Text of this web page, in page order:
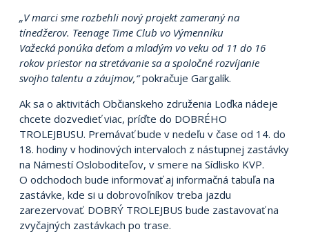
„V marci sme rozbehli nový projekt zameraný na
tínedžerov. Teenage Time Club vo Výmenníku
Važecká ponúka deťom a mladým vo veku od 11 do 16
rokov priestor na stretávanie sa a spoločné rozvíjanie
svojho talentu a záujmov,“pokračuje Gargalík.
Ak sa o aktivitách Občianskeho združenia Loďka nádeje
chcete dozvedieť viac, príďte do DOBRÉHO
TROLEJBUSU. Premávať bude v nedeľu v čase od 14. do
18. hodiny v hodinových intervaloch z nástupnej zastávky
na Námestí Osloboditeľov, v smere na Sídlisko KVP.
O odchodoch bude informovať aj informačná tabuľa na
zastávke, kde si u dobrovoľníkov treba jazdu
zarezervovať. DOBRÝ TROLEJBUS bude zastavovať na
zvyčajných zastávkach po trase.